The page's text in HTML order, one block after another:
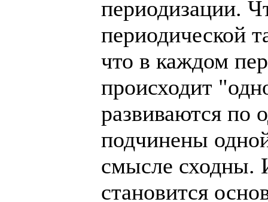
периодизации.
периодической
что в каждом
происходит
развиваются по
подчинены
смысле сходны.
становится